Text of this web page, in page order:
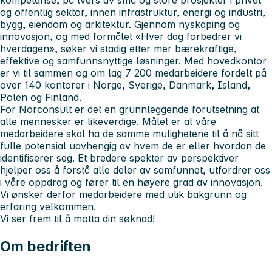
og offentlig sektor, innen infrastruktur, energi og industri,
bygg, eiendom og arkitektur. Gjennom nyskaping og
innovasjon, og med formålet «Hver dag forbedrer vi
hverdagen», søker vi stadig etter mer bærekraftige,
effektive og samfunnsnyttige løsninger. Med hovedkontor
er vi til sammen og om lag 7 200 medarbeidere fordelt på
over 140 kontorer i Norge, Sverige, Danmark, Island,
Polen og Finland.
For Norconsult er det en grunnleggende forutsetning at
alle mennesker er likeverdige. Målet er at våre
medarbeidere skal ha de samme mulighetene til å nå sitt
fulle potensial uavhengig av hvem de er eller hvordan de
identifiserer seg. Et bredere spekter av perspektiver
hjelper oss å forstå alle deler av samfunnet, utfordrer oss
i våre oppdrag og fører til en høyere grad av innovasjon.
Vi ønsker derfor medarbeidere med ulik bakgrunn og
erfaring velkommen.
Vi ser frem til å motta din søknad!
Om bedriften